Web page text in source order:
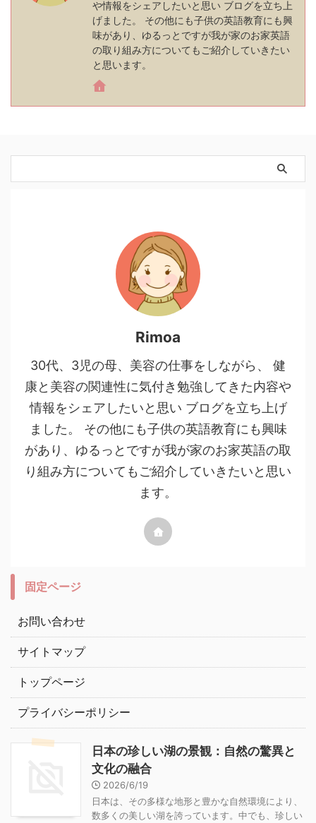
や情報をシェアしたいと思い ブログを立ち上
げました。 その他にも子供の英語教育にも興
味があり、ゆるっとですが我が家のお家英語
の取り組み方についてもご紹介していきたい
と思います。
Rimoa
30代、3児の母、美容の仕事をしながら、 健
康と美容の関連性に気付き勉強してきた内容や
情報をシェアしたいと思い ブログを立ち上げ
ました。 その他にも子供の英語教育にも興味
があり、ゆるっとですが我が家のお家英語の取
り組み方についてもご紹介していきたいと思い
ます。
固定ページ
お問い合わせ
サイトマップ
トップページ
プライバシーポリシー
日本の珍しい湖の景観：自然の驚異と
文化の融合
2026/6/19
日本は、その多様な地形と豊かな自然環境により、
数多くの美しい湖を誇っています。中でも、珍しい